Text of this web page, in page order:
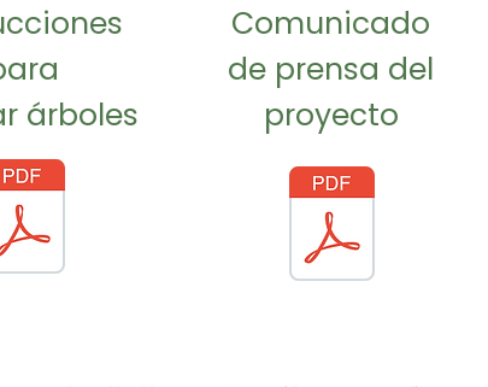
árboles
Comunicado
de prensa del
proyecto